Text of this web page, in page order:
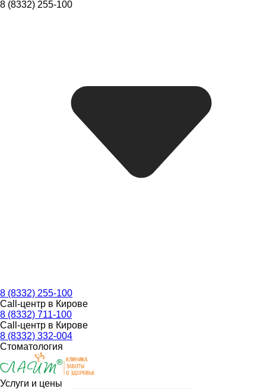
8 (8332) 255-100
8 (8332) 255-100
Call-центр в Кирове
8 (8332) 711-100
Call-центр в Кирове
8 (8332) 332-004
Стоматология
Услуги и цены